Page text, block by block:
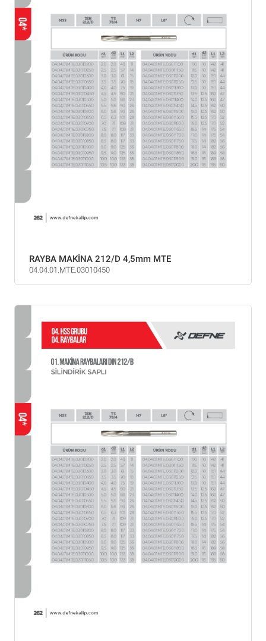
RAYBA MAKİNA 212/D 4,5mm MTE
04.04.01.MTE.03010450